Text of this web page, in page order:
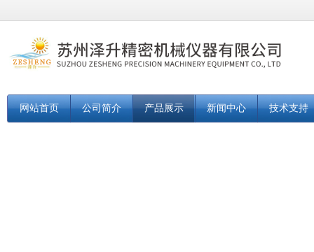
网站首页 公司简介 产品展示 新闻中心 技术支持